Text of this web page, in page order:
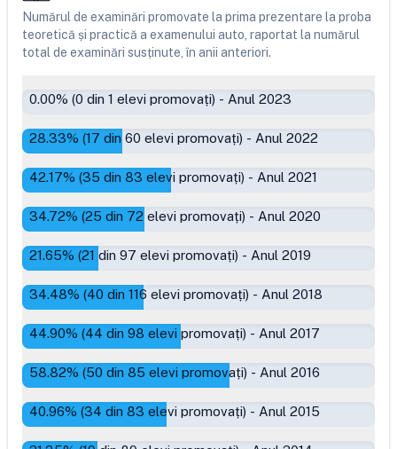
Numărul de examinări promovate la prima prezentare la proba
teoretică și practică a examenului auto, raportat la numărul
total de examinări susținute, în anii anteriori.
0.00% (0 din 1 elevi promovați) - Anul 2023
28.33% (17 din 60 elevi promovați) - Anul 2022
42.17% (35 din 83 elevi promovați) - Anul 2021
34.72% (25 din 72 elevi promovați) - Anul 2020
21.65% (21 din 97 elevi promovați) - Anul 2019
34.48% (40 din 116 elevi promovați) - Anul 2018
44.90% (44 din 98 elevi promovați) - Anul 2017
58.82% (50 din 85 elevi promovați) - Anul 2016
40.96% (34 din 83 elevi promovați) - Anul 2015